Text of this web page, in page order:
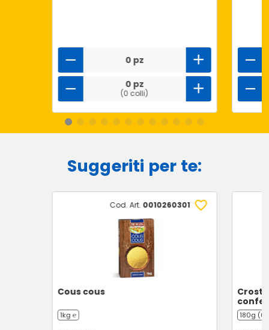
0 pz
0 pz
(0 colli)
Suggeriti per te:
Cod. Art. 0010260301
Cous cous
1kg ℮ 180g (6